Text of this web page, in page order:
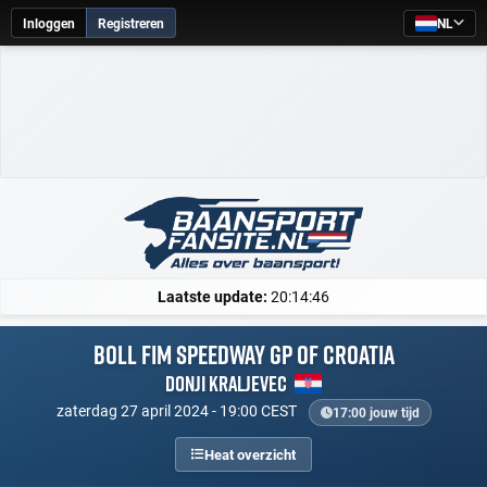
Inloggen Registreren NL
Laatste update: 20:14:46
Boll FIM Speedway GP of Croatia
Donji Kraljevec
zaterdag 27 april 2024 - 19:00 CEST 17:00 jouw tijd
Heat overzicht